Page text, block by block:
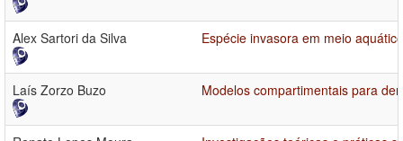
Alex Sartori da Silva Espécie invasora em meio
Laís Zorzo Buzo Modelos compartimentais para